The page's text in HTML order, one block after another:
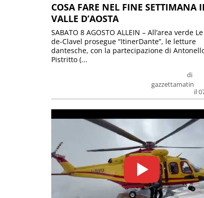
COSA FARE NEL FINE SETTIMANA
VALLE D’AOSTA
di
gazzettamatin
il
SABATO 8 AGOSTO ALLEIN – All’area verde
de-Clavel prosegue “ItinerDante”, le letture
dantesche, con la partecipazione di
Pistritto (...